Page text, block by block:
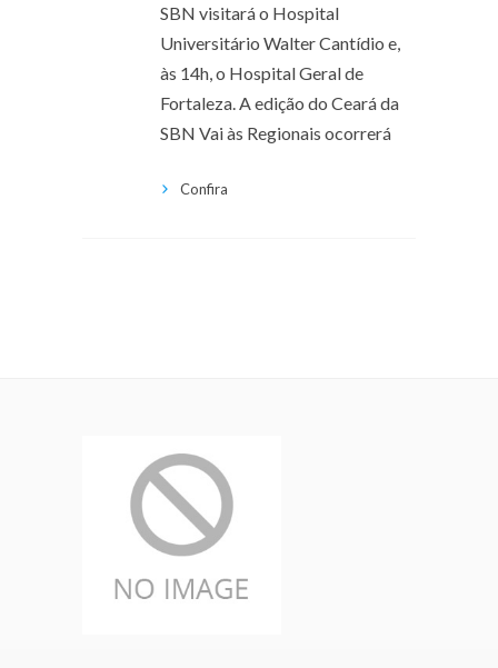
SBN visitará o Hospital
Universitário Walter Cantídio e,
às 14h, o Hospital Geral de
Fortaleza. A edição do Ceará da
SBN Vai às Regionais ocorrerá
Confira